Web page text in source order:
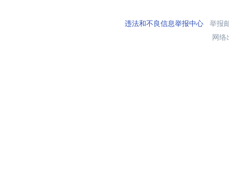
违法和不良信息举报中心举报
网